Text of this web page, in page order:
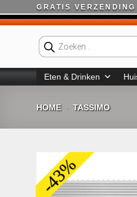
naar
GRATIS
Producten
zoeken
Eten & Drinken
HOME - TASSIMO
-43%